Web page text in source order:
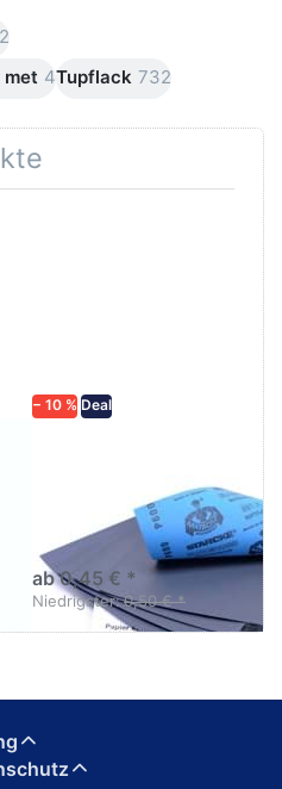
4Tupflack 732
− 10 % Deal
diversen Körnungen
Nass-Schleifpapier zur nass
und trocken anwendung
ab 0,45 € *
Niedrigster:0,50 € *